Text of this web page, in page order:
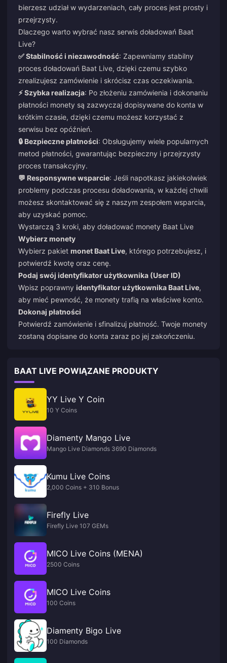
bierzesz udział w wydarzeniach, cały proces jest prosty i
przejrzysty.
Dlaczego warto wybrać nasz serwis doładowań Baat
Live?
✅ Stabilność i niezawodność: Zapewniamy stabilny
proces doładowań Baat Live, dzięki czemu szybko
zrealizujesz zamówienie i skrócisz czas oczekiwania.
⚡ Szybka realizacja: Po złożeniu zamówienia i dokonaniu
płatności monety są zazwyczaj dopisywane do konta w
krótkim czasie, dzięki czemu możesz korzystać z
serwisu bez opóźnień.
🔒 Bezpieczne płatności: Obsługujemy wiele popularnych
metod płatności, gwarantując bezpieczny i przejrzysty
proces transakcyjny.
💬 Responsywne wsparcie: Jeśli napotkasz jakiekolwiek
problemy podczas procesu doładowania, w każdej chwili
możesz skontaktować się z naszym zespołem wsparcia,
aby uzyskać pomoc.
Wystarczą 3 kroki, aby doładować monety Baat Live
Wybierz monety
Wybierz pakiet monet Baat Live, którego potrzebujesz, i
potwierdź kwotę oraz cenę.
Podaj swój identyfikator użytkownika (User ID)
Wpisz poprawny identyfikator użytkownika Baat Live,
aby mieć pewność, że monety trafią na właściwe konto.
Dokonaj płatności
Potwierdź zamówienie i sfinalizuj płatność. Twoje monety
zostaną dopisane do konta zaraz po jej zakończeniu.
BAAT LIVE POWIĄZANE PRODUKTY
YY Live Y Coin
10 Y Coins
Diamenty Mango Live
Mango Live Diamonds 3690 Diamonds
Kumu Live Coins
2,000 Coins + 310 Bonus
Firefly Live
Firefly Live 107 GEMs
MICO Live Coins (MENA)
2500 Coins
MICO Live Coins
100 Coins
Diamenty Bigo Live
100 Diamonds